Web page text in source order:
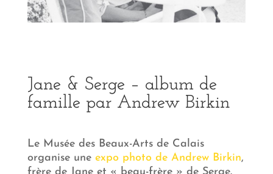
Jane & Serge – album de
famille par Andrew Birkin
Le Musée des Beaux-Arts de Calais
organise une expo photo de Andrew Birkin,